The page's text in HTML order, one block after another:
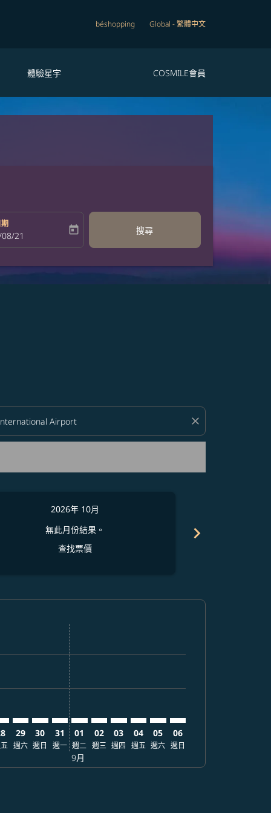
béshopping Global -繁體中文
體驗星宇 COSMILE會員
return-date-aria-label
21 today 搜尋
close
2026年 10月
無此月份結果。
查找票價
chevron_right
查找票價
查找票價
disclaimer. 查找票價
offers-disclaimer. 查找票價
view-offers-disclaimer. 查找票價
cmp-view-offers-disclaimer. 查找票價
cmp-view-offers-disclaimer. 查找票價
cmp-view-offers-disclaimer. 查找票價
CRK–MFM: cmp-view-offers-disclaimer. 查找票價
29
週六
CRK–MFM: cmp-view-offers-disclaimer. 查找票價
30
週日
CRK–MFM: cmp-view-offers-disclaimer. 查找票價
31
週一
01
週二
9月
02
週三
03
週四
04
週五
05
週六
06
週日